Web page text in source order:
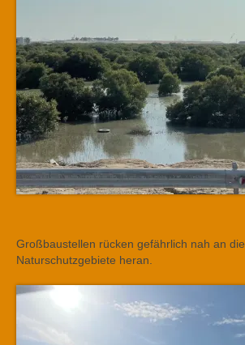
Großbaustellen rücken gefährlich nah an die
Naturschutzgebiete heran.